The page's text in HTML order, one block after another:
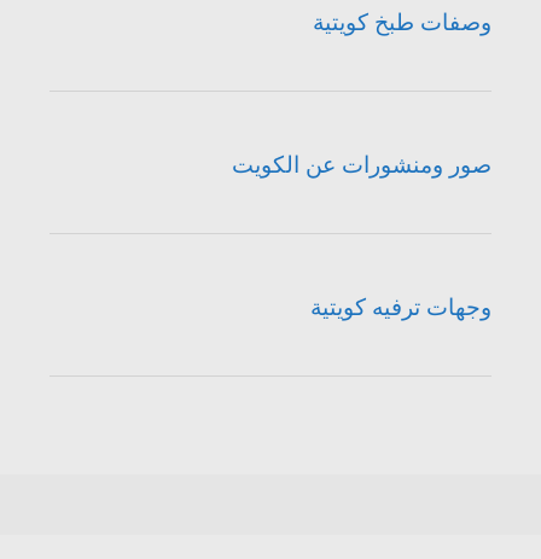
وصفات طبخ كويتية
صور ومنشورات عن الكويت
وجهات ترفيه كويتية